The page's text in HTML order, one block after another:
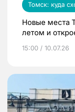
Томск: куда
Новые места
летом и
15:00 / 10.07.26